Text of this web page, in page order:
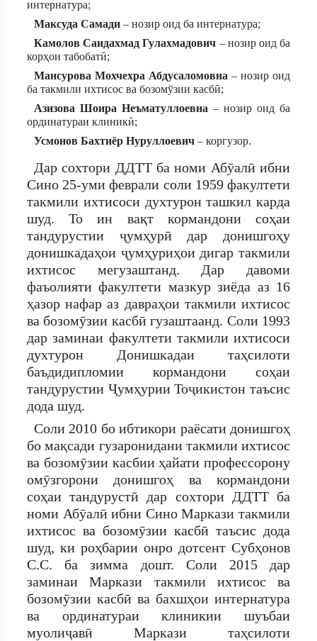
интернатура;
Максуда Самади – нозир оид ба интернатура;
Камолов Саидахмад Гулахмадович – нозир оид ба
корҳои табобатӣ;
Мансурова Мохчехра Абдусаломовна – нозир оид
ба такмили ихтисос ва бозомӯзии касбӣ;
Азизова Шоира Неъматуллоевна – нозир оид ба
ординатураи клиникӣ;
Усмонов Бахтиёр Нуруллоевич – коргузор.
Дар сохтори ДДТТ ба номи Абӯалӣ ибни
Сино 25-уми феврали соли 1959 факултети
такмили ихтисоси духтурон ташкил карда
шуд. То ин вақт кормандони соҳаи
тандурустии ҷумҳурӣ дар донишгоҳу
донишкадаҳои ҷумҳуриҳои дигар такмили
ихтисос мегузаштанд. Дар давоми
фаъолияти факултети мазкур зиёда аз 16
ҳазор нафар аз давраҳои такмили ихтисос
ва бозомӯзии касбӣ гузаштаанд. Соли 1993
дар заминаи факултети такмили ихтисоси
духтурон Донишкадаи таҳсилоти
баъдидипломии кормандони соҳаи
тандурустии Ҷумҳурии Тоҷикистон таъсис
дода шуд.
Соли 2010 бо ибтикори раёсати донишгоҳ
бо мақсади гузаронидани такмили ихтисос
ва бозомӯзии касбии ҳайати профессорону
омӯзгорони донишгоҳ ва кормандони
соҳаи тандурустӣ дар сохтори ДДТТ ба
номи Абӯалӣ ибни Сино Маркази такмили
ихтисос ва бозомӯзии касбӣ таъсис дода
шуд, ки роҳбарии онро дотсент Субҳонов
С.С. ба зимма дошт. Соли 2015 дар
заминаи Маркази такмили ихтисос ва
бозомӯзии касбӣ ва бахшҳои интернатура
ва ординатураи клиникии шуъбаи
муолиҷавӣ Маркази таҳсилоти